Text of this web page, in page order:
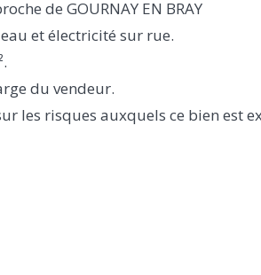
de GOURNAY EN BRAY
et électricité sur rue.
du vendeur.
les risques auxquels ce bien est